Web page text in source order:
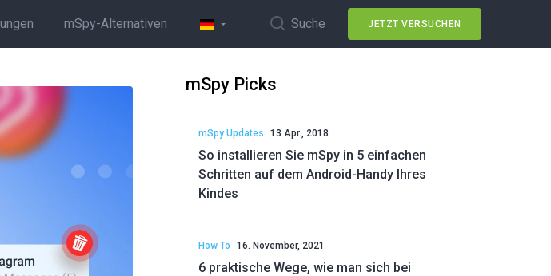
mSpy-Alternativen Suche JETZT VERSUCHEN
mSpy Picks
mSpy Updates 13 Apr., 2018
So installieren Sie mSpy in 5 einfachen
Schritten auf dem Android-Handy Ihres
Kindes
How To 16. November, 2021
6 praktische Wege, wie man sich bei